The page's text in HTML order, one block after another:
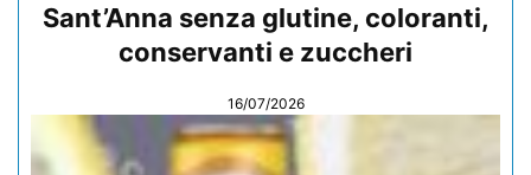
Sant’Anna senza glutine, coloranti,
conservanti e zuccheri
16/07/2026